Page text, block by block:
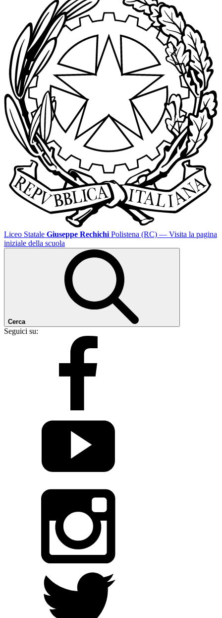
Liceo Statale Giuseppe Rechichi Polistena (RC) — Visita la pagina
iniziale della scuola
Cerca
Seguici su: